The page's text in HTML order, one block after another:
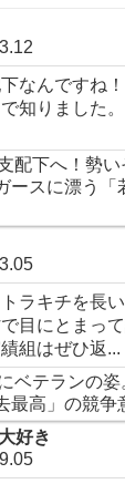
なんですね
知りました
配下へ！勢
ースに漂う「
ラキチを長
目にとまっ
組はぜひ返...
ベテランの
最高」の競争
好き